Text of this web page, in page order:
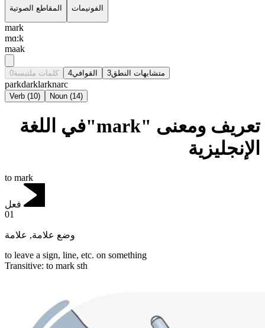
المقاطع الصوتية الفونيمات
mark
mɑ:k
maak
كلمات ملتبسة0 القوافي4 متشابهات النطق3
parkdarklarknarc
Verb (10) Noun (14)
تعريف ومعنى "mark"في اللغة
الإنجليزية
to mark
فعل
01
وضع علامة, علامة
to leave a sign, line, etc. on something
Transitive: to mark sth